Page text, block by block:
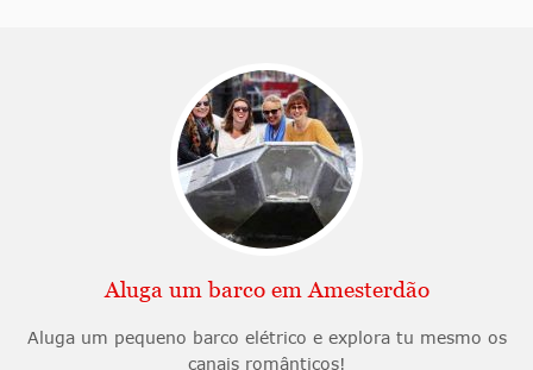
Aluga um barco em Amesterdão
Aluga um pequeno barco elétrico e explora tu mesmo os
canais românticos!